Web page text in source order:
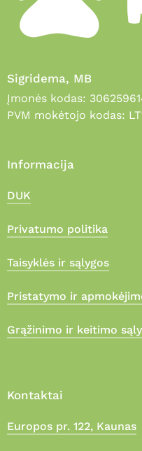
Suma:
Sigridema, MB
Įmonės kodas:
PVM mokėtojo kodas:
Informacija
DUK
Privatumo politika
Taisyklės ir sąlygos
Pristatymo ir
Grąžinimo ir keitimo
Kontaktai
Europos pr. 122, Kaunas